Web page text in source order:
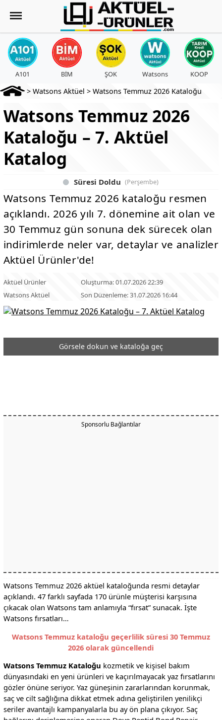
A101 BİM ŞOK Watsons KOOP
> Watsons Aktüel > Watsons Temmuz 2026 Kataloğu
Watsons Temmuz 2026
Kataloğu – 7. Aktüel
Katalog
Süresi Doldu (Perşembe)
Watsons Temmuz 2026 kataloğu resmen
açıklandı. 2026 yılı 7. dönemine ait olan ve
30 Temmuz gün sonuna dek sürecek olan
indirimlerde neler var, detaylar ve analizler
Aktüel Ürünler'de!
Aktüel Ürünler
Watsons Aktüel
Oluşturma: 01.07.2026 22:39
Son Düzenleme: 31.07.2026 16:44
Görsele dokun ve kataloğa geç
Sponsorlu Bağlantılar
Watsons Temmuz 2026 aktüel kataloğunda resmi detaylar
açıklandı. 47 farklı sayfada 170 ürünle müşterisi karşısına
çıkacak olan Watsons tam anlamıyla “fırsat” sunacak. İşte
Watsons fırsatları…
Watsons Temmuz kataloğu geçerlilik süresi 30 Temmuz
2026 olarak güncellendi
Watsons Temmuz Kataloğu kozmetik ve kişisel bakım
dünyasındaki en yeni ürünleri ve kaçırılmayacak yaz fırsatlarını
gözler önüne seriyor. Yaz güneşinin zararlarından korunmak,
saç ve cilt sağlığına dikkat etmek adına geliştirilen yenilikçi
seriler avantajlı kampanyalarla bu ay ön plana çıkıyor. Saç